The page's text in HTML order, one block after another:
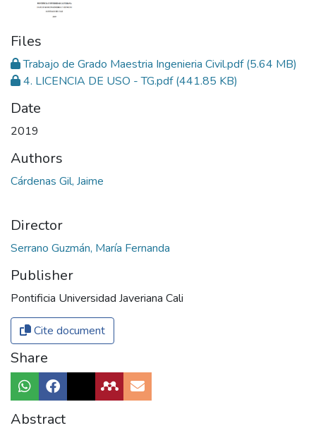
Files
Trabajo de Grado Maestria Ingenieria Civil.pdf(5.64 MB)
4. LICENCIA DE USO - TG.pdf(441.85 KB)
Date
2019
Authors
Cárdenas Gil, Jaime
Director
Serrano Guzmán, María Fernanda
Publisher
Pontificia Universidad Javeriana Cali
Cite document
Share
Abstract